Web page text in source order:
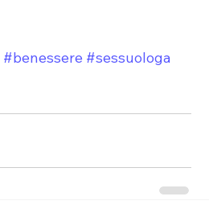
#benessere #sessuologa